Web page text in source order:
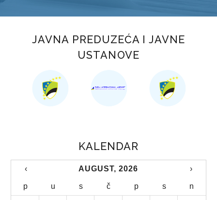
JAVNA PREDUZEĆA I JAVNE
USTANOVE
KALENDAR
‹ AUGUST, 2026 ›
p u s č p s n
TRGOVINA
AP „KUPUJMO DOMAĆE“
OBRASCI ZAHTJEVA
TURISTIČKA PATROLA